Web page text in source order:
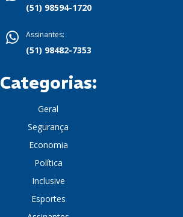
(51) 98594-1720
Assinantes:
(51) 98482-7353
Categorias:
Geral
Segurança
Economia
Política
Inclusive
Esportes